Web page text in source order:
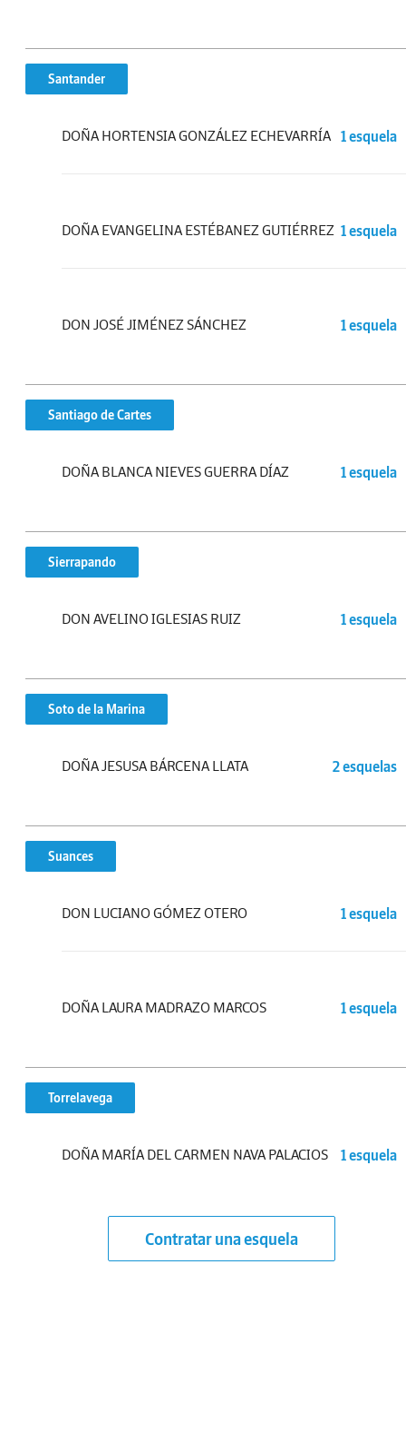
Santander
DOÑA HORTENSIA GONZÁLEZ ECHEVARRÍA 1 esquela
DOÑA EVANGELINA ESTÉBANEZ GUTIÉRREZ 1 esquela
DON JOSÉ JIMÉNEZ SÁNCHEZ 1 esquela
Santiago de Cartes
DOÑA BLANCA NIEVES GUERRA DÍAZ 1 esquela
Sierrapando
DON AVELINO IGLESIAS RUIZ 1 esquela
Soto de la Marina
DOÑA JESUSA BÁRCENA LLATA 2 esquelas
Suances
DON LUCIANO GÓMEZ OTERO 1 esquela
DOÑA LAURA MADRAZO MARCOS 1 esquela
Torrelavega
DOÑA MARÍA DEL CARMEN NAVA PALACIOS 1 esquela
Contratar una esquela